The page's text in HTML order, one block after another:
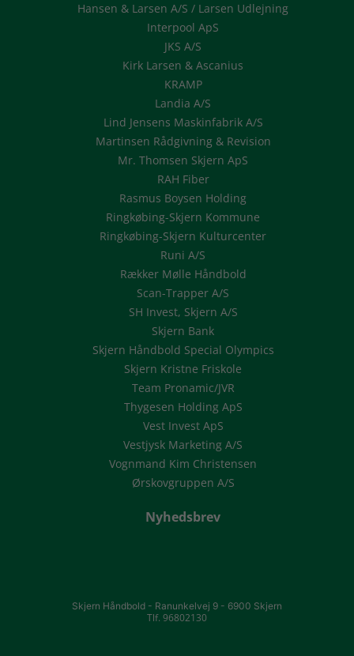
Hansen & Larsen A/S / Larsen Udlejning
Interpool ApS
JKS A/S
Kirk Larsen & Ascanius
KRAMP
Landia A/S
Lind Jensens Maskinfabrik A/S
Martinsen Rådgivning & Revision
Mr. Thomsen Skjern ApS
RAH Fiber
Rasmus Boysen Holding
Ringkøbing-Skjern Kommune
Ringkøbing-Skjern Kulturcenter
Runi A/S
Rækker Mølle Håndbold
Scan-Trapper A/S
SH Invest, Skjern A/S
Skjern Bank
Skjern Håndbold Special Olympics
Skjern Kristne Friskole
Team Pronamic/JVR
Thygesen Holding ApS
Vest Invest ApS
Vestjysk Marketing A/S
Vognmand Kim Christensen
Ørskovgruppen A/S
Nyhedsbrev
Skjern Håndbold - Ranunkelvej 9 - 6900 Skjern
Tlf. 96802130